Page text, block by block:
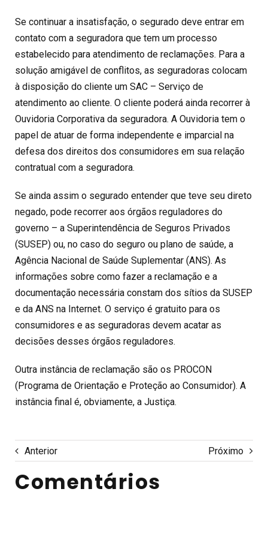
Se continuar a insatisfação, o segurado deve entrar em
contato com a seguradora que tem um processo
estabelecido para atendimento de reclamações. Para a
solução amigável de conflitos, as seguradoras colocam
à disposição do cliente um SAC – Serviço de
atendimento ao cliente. O cliente poderá ainda recorrer à
Ouvidoria Corporativa da seguradora. A Ouvidoria tem o
papel de atuar de forma independente e imparcial na
defesa dos direitos dos consumidores em sua relação
contratual com a seguradora.
Se ainda assim o segurado entender que teve seu direto
negado, pode recorrer aos órgãos reguladores do
governo – a Superintendência de Seguros Privados
(SUSEP) ou, no caso do seguro ou plano de saúde, a
Agência Nacional de Saúde Suplementar (ANS). As
informações sobre como fazer a reclamação e a
documentação necessária constam dos sítios da SUSEP
e da ANS na Internet. O serviço é gratuito para os
consumidores e as seguradoras devem acatar as
decisões desses órgãos reguladores.
Outra instância de reclamação são os PROCON
(Programa de Orientação e Proteção ao Consumidor). A
instância final é, obviamente, a Justiça.
Anterior Próximo
Comentários